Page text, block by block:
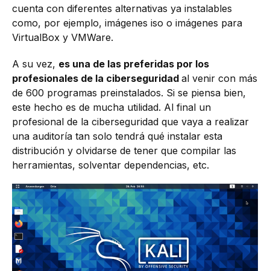
cuenta con diferentes alternativas ya instalables
como, por ejemplo, imágenes iso o imágenes para
VirtualBox y VMWare.
A su vez, es una de las preferidas por los
profesionales de la ciberseguridad al venir con más
de 600 programas preinstalados. Si se piensa bien,
este hecho es de mucha utilidad. Al final un
profesional de la ciberseguridad que vaya a realizar
una auditoría tan solo tendrá qué instalar esta
distribución y olvidarse de tener que compilar las
herramientas, solventar dependencias, etc.